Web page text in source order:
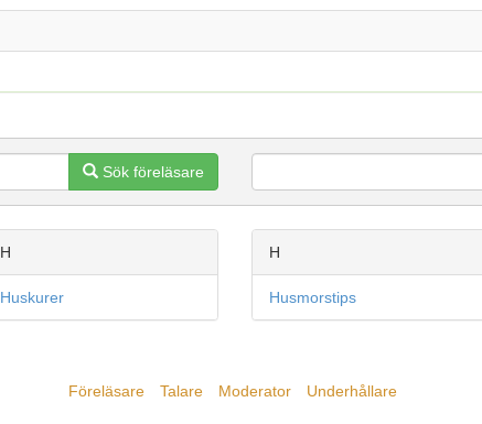
Sök föreläsare
H
Huskurer
H
Husmorstips
Föreläsare Talare Moderator Underhållare